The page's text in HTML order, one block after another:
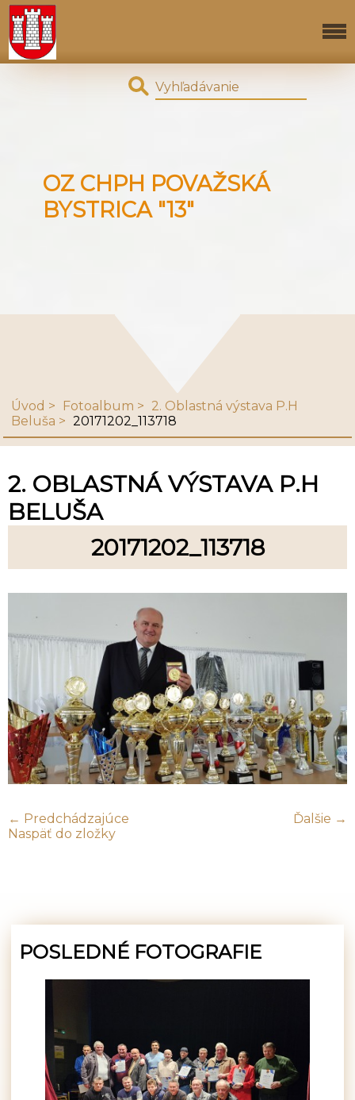
OZ CHPH POVAŽSKÁ
BYSTRICA "13"
Úvod Fotoalbum
2. Oblastná výstava P.H
Beluša
20171202_113718
2. OBLASTNÁ VÝSTAVA P.H
BELUŠA
20171202_113718
← Predchádzajúce
Ďalšie →
Naspäť do zložky
POSLEDNÉ FOTOGRAFIE